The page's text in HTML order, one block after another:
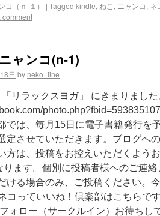
コ（ｎ-１） | Tagged kindle, ねこ , ニャンコ, ネ
comment
ャンコ(n-1)
日 by neko_iine
リラックスヨガ」 にきまりまし
では、毎月15日に電子書籍発行を
定させていただきます。ブログへ
方は、投稿をお控えいただくよう
ります。個別に投稿者様へのご連
ける場合のみ、ご投稿ください。
コっていいね！倶楽部はこちらで
ォロー（サークルイン）お待ちし